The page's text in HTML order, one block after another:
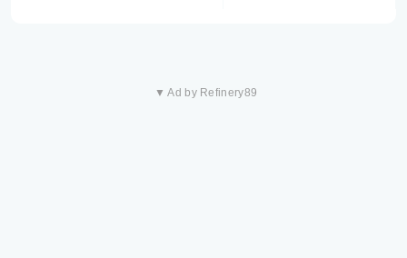
▼ Ad by Refinery89